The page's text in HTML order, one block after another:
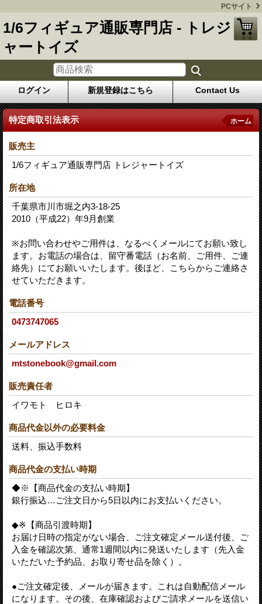
PCサイト
1/6フィギュア通販専門店 - トレジ
ャートイズ
ログイン 新規登録はこちら Contact Us
特定商取引法表示 ホーム
販売主
1/6フィギュア通販専門店 トレジャートイズ
所在地
千葉県市川市堀之内3-18-25
2010（平成22）年9月創業
※お問い合わせやご用件は、なるべくメールにてお願い致し
ます。お電話の場合は、留守番電話（お名前、ご用件、ご連
絡先）にてお願いいたします。後ほど、こちらからご連絡さ
せていただきます。
電話番号
0473747065
メールアドレス
mtstonebook@gmail.com
販売責任者
イワモト ヒロキ
商品代金以外の必要料金
送料、振込手数料
商品代金の支払い時期
◆※【商品代金の支払い時期】
銀行振込…ご注文日から5日以内にお支払いください。
◆※【商品引渡時期】
お届け日時の指定がない場合、ご注文確定メール送付後、ご
入金を確認次第、通常1週間以内に発送いたします（先入金
いただいた予約品、お取り寄せ品を除く）。
●ご注文確定後、メールが届きます。これは自動配信メール
になります。その後、在庫確認およびご請求メールを送信い